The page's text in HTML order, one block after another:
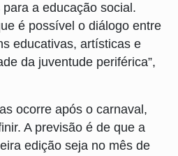
a educação social.
é possível o diálogo entre
educativas, artísticas e
da juventude periférica”,
ocorre após o carnaval,
A previsão é de que a
edição seja no mês de